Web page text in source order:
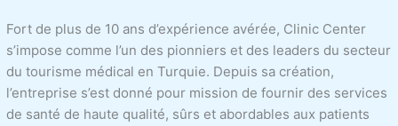
Fort de plus de 10 ans d’expérience avérée, Clinic Center
s’impose comme l’un des pionniers et des leaders du secteur
du tourisme médical en Turquie. Depuis sa création,
l’entreprise s’est donné pour mission de fournir des services
de santé de haute qualité, sûrs et abordables aux patients